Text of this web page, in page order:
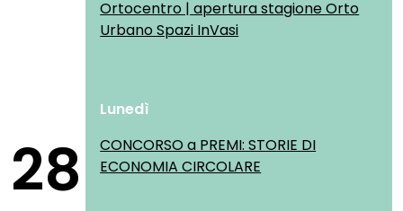
Ortocentro | apertura stagione Orto
Urbano Spazi InVasi
28
Lunedì
CONCORSO a PREMI: STORIE DI
ECONOMIA CIRCOLARE